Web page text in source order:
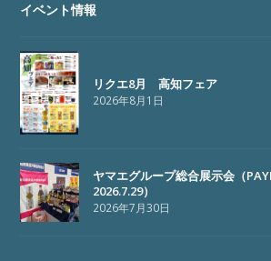
イベント情報
リクエ8月 高知フェア
2026年8月1日
ヤマエグループ総合展示会（
2026.7.29）
2026年7月30日